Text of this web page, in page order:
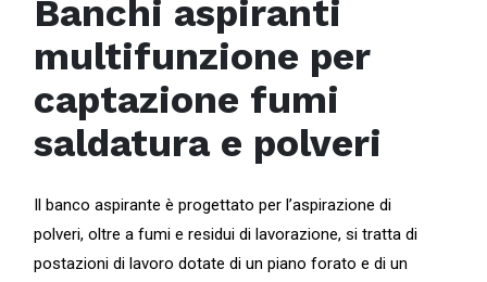
Banchi aspiranti
multifunzione per
captazione fumi
saldatura e polveri
Il banco aspirante è progettato per l’aspirazione di
polveri, oltre a fumi e residui di lavorazione, si tratta di
postazioni di lavoro dotate di un piano forato e di un